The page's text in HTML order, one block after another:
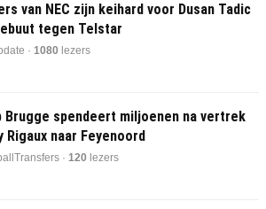
van NEC zijn keihard voor Dusan Tadic
tegen Telstar
· 1080 lezers
Brugge spendeert miljoenen na vertrek
Rigaux naar Feyenoord
· 120 lezers